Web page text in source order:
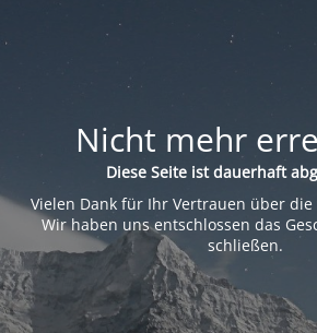
Nicht mehr
Diese Seite ist dauerhaft
Vielen Dank für Ihr Vertrauen über die
Wir haben uns entschlossen das
schließen.